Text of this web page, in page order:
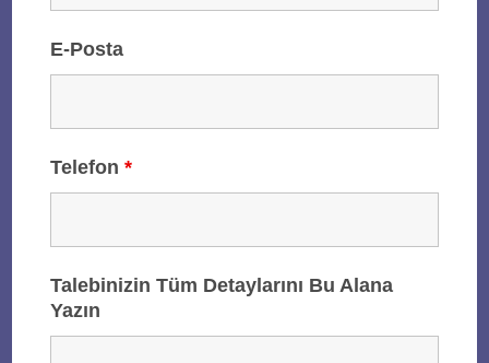
E-Posta
Telefon*
Talebinizin Tüm Detaylarını Bu Alana
Yazın